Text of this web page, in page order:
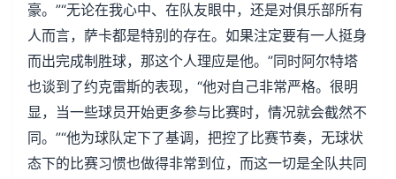
豪。”“无论在我心中、在队友眼中，还是对俱乐部所有
人而言，萨卡都是特别的存在。如果注定要有一人挺身
而出完成制胜球，那这个人理应是他。”同时阿尔特塔
也谈到了约克雷斯的表现，“他对自己非常严格。很明
显，当一些球员开始更多参与比赛时，情况就会截然不
同。”“他为球队定下了基调，把控了比赛节奏，无球状
态下的比赛习惯也做得非常到位，而这一切是全队共同